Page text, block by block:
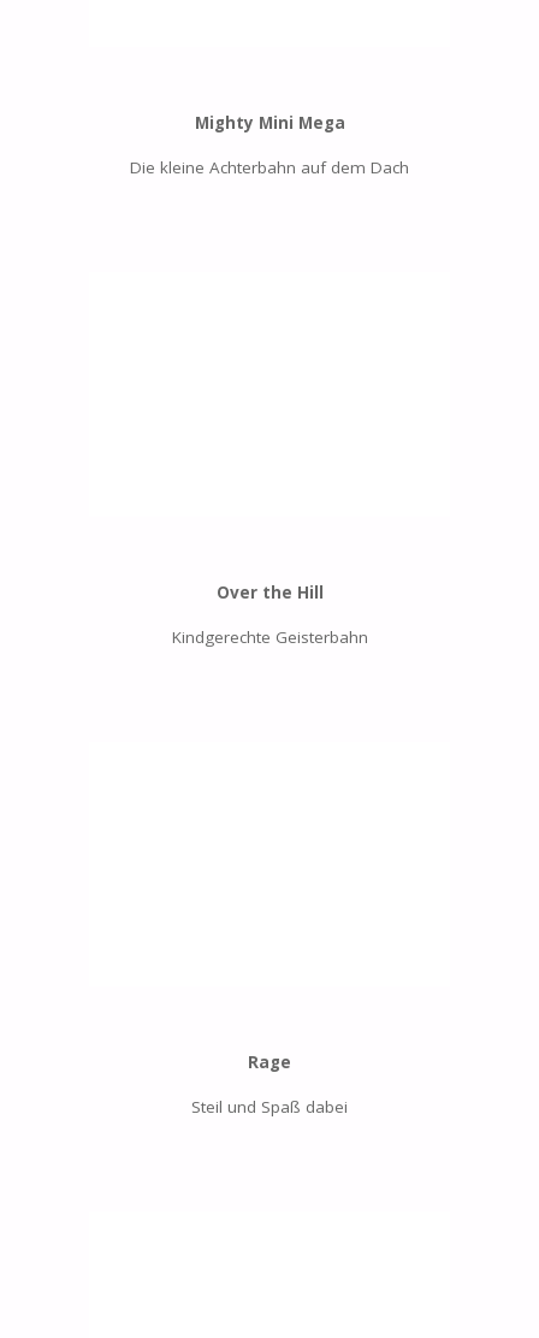
Mighty Mini Mega
Die kleine Achterbahn auf dem Dach
Over the Hill
Kindgerechte Geisterbahn
Rage
Steil und Spaß dabei